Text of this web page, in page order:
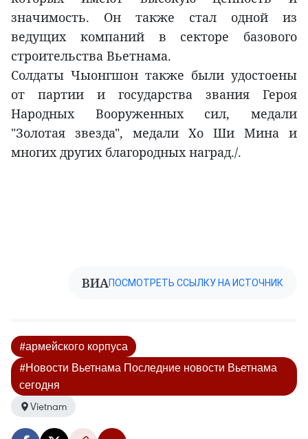
значимость. Он также стал одной из
ведущих компаний в секторе базового
строительства Вьетнама.
Солдаты Чыонгшон также были удостоены
от партии и государства звания Героя
Народных Вооруженных сил, медали
"Золотая звезда", медали Хо Ши Мина и
многих других благородных наград./.
ВИАПОСМОТРЕТЬ ССЫЛКУ НА ИСТОЧНИК
#армейского корпуса
#Новости Вьетнама Последние новости Вьетнама
сегодня
Vietnam